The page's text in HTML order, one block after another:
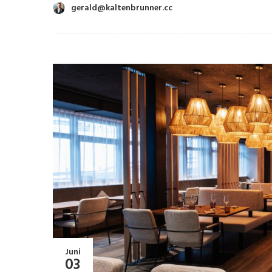
gerald@kaltenbrunner.cc
Juni
03